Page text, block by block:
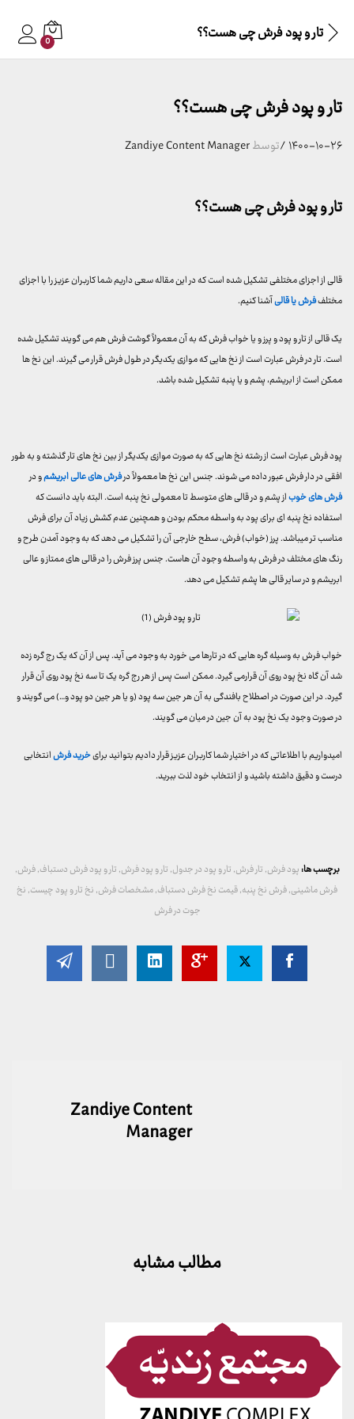
تار و پود فرش چی هست؟؟ 0
تار و پود فرش چی هست؟؟
۱۴۰۰-۱۰-۲۶/توسطZandiye Content Manager
تار و پود فرش چی هست؟؟
قالی از اجزای مختلفی تشکیل شده است که در این مقاله سعی داریم شما کاربران عزیز را با اجزای
مختلففرش یا قالیآشنا کنیم.
یک قالی از تار و پود و پرز و یا خواب فرش که به آن معمولاً گوشت فرش هم می گویند تشکیل شده
است. تار در فرش عبارت است از نخ هایی که موازی یکدیگر در طول فرش قرار می گیرند. این نخ ها
ممکن است از ابریشم، پشم و یا پنبه تشکیل شده باشد.
پود فرش عبارت است از رشته نخ هایی که به صورت موازی یکدیگر از بین نخ های تار گذشته و به طور
افقی در دار فرش عبور داده می شوند. جنس این نخ ها معمولاً درفرش های عالی ابریشمو در
فرش های خوباز پشم و در قالی های متوسط تا معمولی نخ پنبه است. البته باید دانست که
استفاده نخ پنبه ای برای پود به واسطه محکم بودن و همچنین عدم کشش زیاد آن برای فرش
مناسب تر میباشد. پرز (خواب) فرش، سطح خارجی آن را تشکیل می دهد که به وجود آمدن طرح و
رنگ های مختلف در فرش به واسطه وجود آن هاست. جنس پرز فرش را در قالی های ممتاز و عالی
ابریشم و در سایر قالی ها پشم تشکیل می دهد.
خواب فرش به وسیله گره هایی که در تارها می خورد به وجود می آید. پس از آن که یک رج گره زده
شد آن گاه نخ پود روی آن قرارمی گیرد. ممکن است پس از هر رج گره یک تا سه نخ پود روی آن قرار
گیرد. در این صورت در اصطلاح بافندگی به آن هر جین سه پود (و یا هر جین دو پود و…) می گویند و
در صورت وجود یک نخ پود به آن جین در میان می گویند.
امیدواریم با اطلاعاتی که در اختیار شما کاربران عزیز قرار دادیم بتوانید برایخرید فرشانتخابی
درست و دقیق داشته باشید و از انتخاب خود لذت ببرید.
برچسب ها:پود فرش,تار فرش,تار و پود در جدول,تار و پود فرش,تار و پود فرش دستباف,فرش,
فرش ماشینی,فرش نخ پنبه,قیمت نخ فرش دستباف,مشخصات فرش,نخ تار و پود چیست,نخ
جوت در فرش
Zandiye Content
Manager
مطالب مشابه